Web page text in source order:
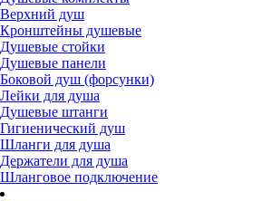
Верхний душ
Кронштейны душевые
Душевые стойки
Душевые панели
Боковой душ (форсунки)
Лейки для душа
Душевые штанги
Гигиенический душ
Шланги для душа
Держатели для душа
Шланговое подключение